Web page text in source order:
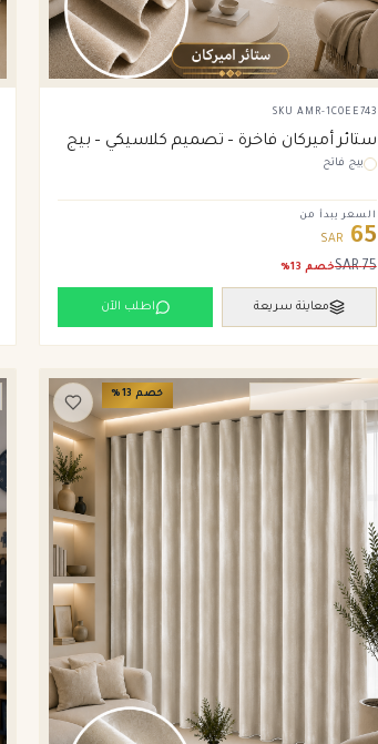
SKU AMR-1C0EE743
ستائر أميركان فاخرة – تصميم كلاسيكي – بيج
فاتحبيج فاتح
السعر يبدأ من
65
SAR
75
SARخصم 13
%
معاينة سريعة اطلب الآن
خصم 13
%